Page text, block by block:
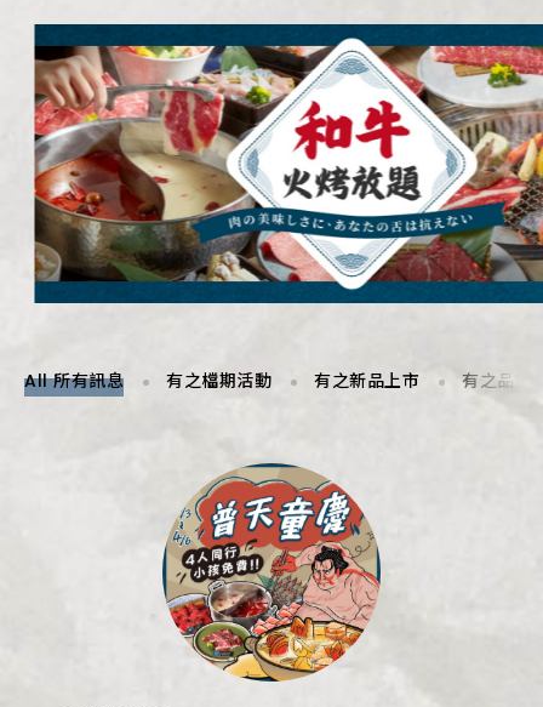
All 所有訊息 有之檔期活動 有之新品上市 有之品牌